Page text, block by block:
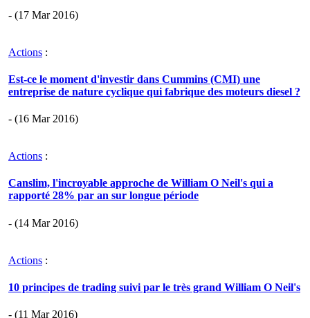
- (17 Mar 2016)
Actions :
Est-ce le moment d'investir dans Cummins (CMI) une
entreprise de nature cyclique qui fabrique des moteurs diesel ?
- (16 Mar 2016)
Actions :
Canslim, l'incroyable approche de William O Neil's qui a
rapporté 28% par an sur longue période
- (14 Mar 2016)
Actions :
10 principes de trading suivi par le très grand William O Neil's
- (11 Mar 2016)